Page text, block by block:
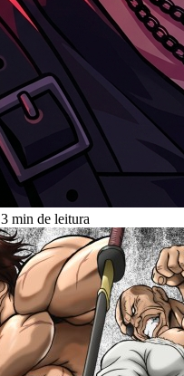
3 min de leitura